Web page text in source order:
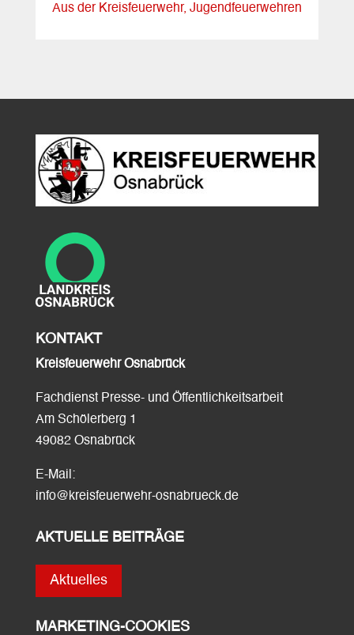
Aus der Kreisfeuerwehr, Jugendfeuerwehren
KONTAKT
Kreisfeuerwehr Osnabrück
Fachdienst Presse- und Öffentlichkeitsarbeit
Am Schölerberg 1
49082 Osnabrück
E-Mail:
info@kreisfeuerwehr-osnabrueck.de
AKTUELLE BEITRÄGE
Aktuelles
MARKETING-COOKIES